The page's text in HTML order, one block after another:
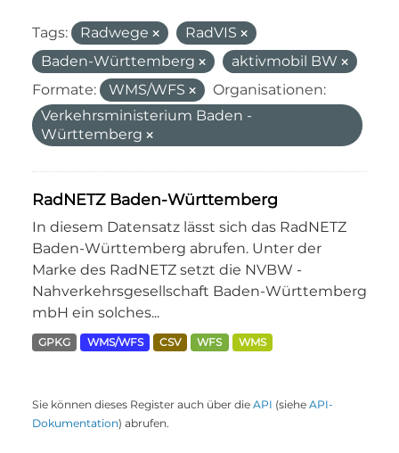
Tags: Radwege
RadVIS
Baden-Württemberg
aktivmobil BW
Formate:
WMS/WFS
Organisationen:
Verkehrsministerium Baden -
Württemberg
RadNETZ Baden-Württemberg
In diesem Datensatz lässt sich das RadNETZ
Baden-Württemberg abrufen. Unter der
Marke des RadNETZ setzt die NVBW -
Nahverkehrsgesellschaft Baden-Württemberg
mbH ein solches...
GPKG WMS/WFS CSV WFS WMS
Sie können dieses Register auch über die API (siehe API-
Dokumentation) abrufen.